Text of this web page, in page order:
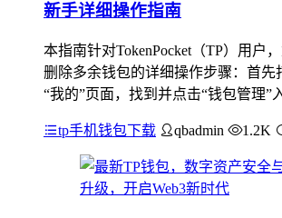
新手详细操作指南
本指南针对TokenPocket（TP）用户
删除多余钱包的详细操作步骤：首先
“我的”页面，找到并点击“钱包管理”
tp手机钱包下载 qbadmin 1.2K